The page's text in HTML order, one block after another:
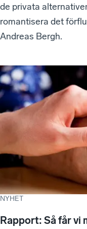
de privata
romantisera det
Andreas Bergh.
NYHET
Rapport: Så får vi